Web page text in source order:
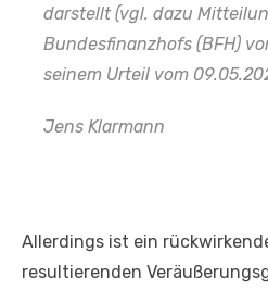
darstellt (vgl. dazu
Bundesfinanzhofs (BFH)
seinem Urteil vom
Jens Klarmann
Allerdings ist ein
resultierenden